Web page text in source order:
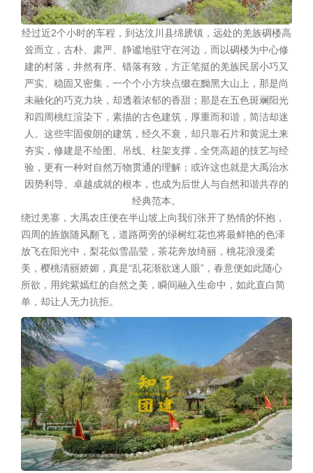
经过近2个小时的车程，到达汶川县绵虒镇，远处的羌族碉楼高
耸而立，古朴、肃严、静谧地驻守在河边，而以碉楼为中心修
建的村落，井然有序、错落有致，方正笔挺的羌族民居小巧又
严实、稳固又密集，一个个小方块点缀在黝黑大山上，那是尚
未融化的巧克力块，却透着浓郁的香甜；那是在五色斑斓阳光
和四周桃红渲染下，素描的古色建筑，厚重而和谐，简洁却迷
人。这些牢固俊朗的建筑，经久不衰，却只靠石片和黄泥土来
夯实，修建是不绘图、吊线、柱架支撑，全凭高超的技艺与经
验，更有一种对自然万物贯通的理解；或许这也就是大禹治水
因势利导、卓越成就的根本，也成为后世人与自然和谐共存的
经典范本。
绕过羌寨，大禹农庄便在半山坡上向我们张开了热情的怀抱，
四周的旌旗随风翻飞，道路两旁的绿树红花也将最鲜艳的色泽
放飞在阳光中，梨花似雪晶莹，茶花奔放绮丽，桃花浪漫柔
美，樱桃清丽娇媚，真是“乱花渐欲迷人眼”，春意便如此随心
所欲，用姹紫嫣红的自然之美，瞬间融入生命中，如此直白简
单，却让人无力抗拒。